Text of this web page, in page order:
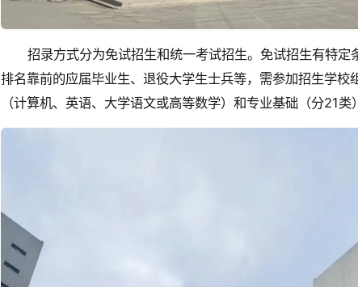
招录方式分为免试招生和统一考试招生。免试招生有特
排名靠前的应届毕业生、退役大学生士兵等，需参加招生学
（计算机、英语、大学语文或高等数学）和专业基础（分21类